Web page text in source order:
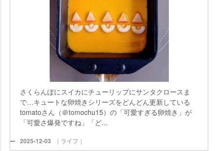
さくらんぼにスイカにチューリップにサンタクロースま
で…キュートな卵焼きシリーズをどんどん更新している
tomatoさん（＠tomochu15）の「可愛すぎる卵焼き」が
「可愛さ爆発ですね」「ど...
2025-12-03 ｜ライフ｜